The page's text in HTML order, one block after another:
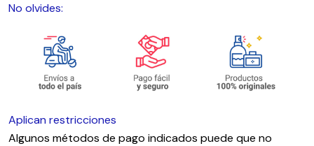
No olvides:
Aplican restricciones
Algunos métodos de pago indicados puede que no